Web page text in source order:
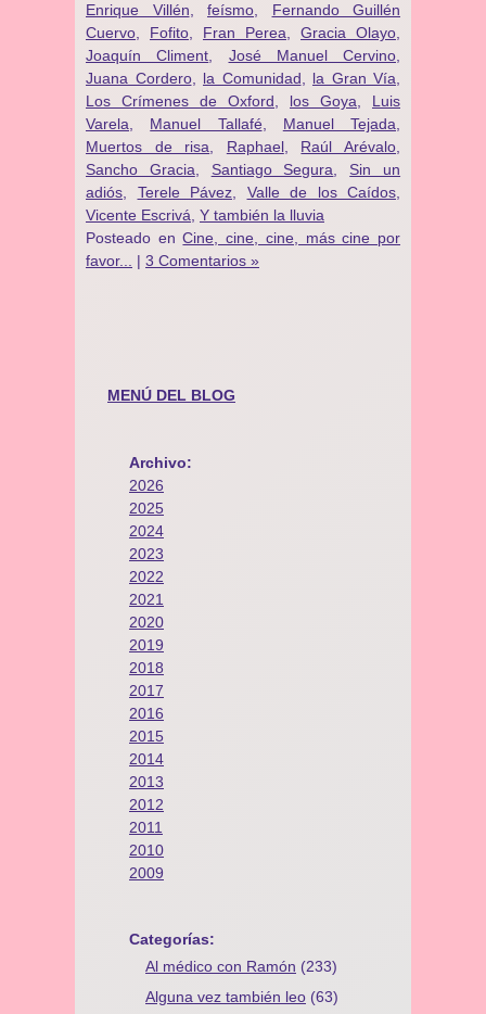
Enrique Villén
feísmo
Fernando Guillén
Cuervo
Fofito Fran Perea Gracia Olayo
Joaquín Climent
José Manuel Cervino
Juana Cordero, la Comunidad la Gran Vía
Los Crímenes de Oxford
los Goya
Luis
Varela
Manuel Tallafé, Manuel Tejada
Muertos de risa
Raphael, Raúl Arévalo
Sancho Gracia
Santiago Segura
Sin un
adiós
Terele Pávez Valle de los Caídos
Vicente Escrivá Y también la lluvia
Posteado enCine, cine, cine, más cine por
favor...
| 3 Comentarios »
MENÚ DEL BLOG
Archivo:
2026
2025
2024
2023
2022
2021
2020
2019
2018
2017
2016
2015
2014
2013
2012
2011
2010
2009
Categorías:
Al médico con Ramón (233)
Alguna vez también leo (63)